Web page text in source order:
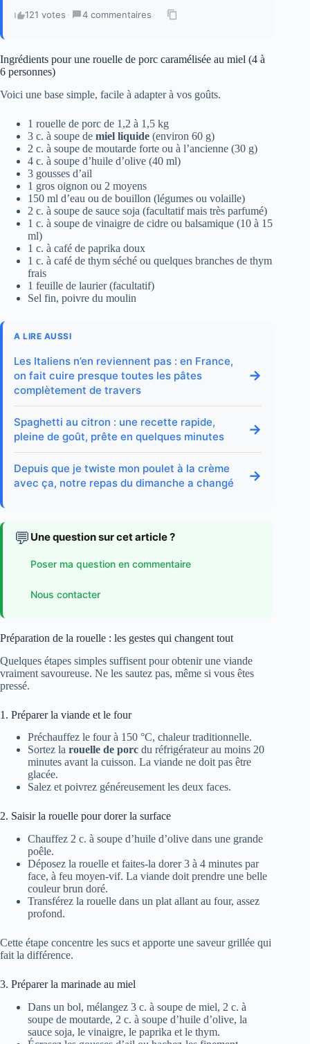
121 votes · 4 commentaires ·
Ingrédients pour une rouelle de porc caramélisée au miel (4 à
6 personnes)
Voici une base simple, facile à adapter à vos goûts.
1 rouelle de porc de 1,2 à 1,5 kg
3 c. à soupe de miel liquide (environ 60 g)
2 c. à soupe de moutarde forte ou à l’ancienne (30 g)
4 c. à soupe d’huile d’olive (40 ml)
3 gousses d’ail
1 gros oignon ou 2 moyens
150 ml d’eau ou de bouillon (légumes ou volaille)
2 c. à soupe de sauce soja (facultatif mais très parfumé)
1 c. à soupe de vinaigre de cidre ou balsamique (10 à 15
ml)
1 c. à café de paprika doux
1 c. à café de thym séché ou quelques branches de thym
frais
1 feuille de laurier (facultatif)
Sel fin, poivre du moulin
A LIRE AUSSI
Les Italiens n’en reviennent pas : en France,
on fait cuire presque toutes les pâtes
complètement de travers
→
Spaghetti au citron : une recette rapide,
pleine de goût, prête en quelques minutes
→
Depuis que je twiste mon poulet à la crème
avec ça, notre repas du dimanche a changé
→
💬 Une question sur cet article ?
Poser ma question en commentaire
Nous contacter
Préparation de la rouelle : les gestes qui changent tout
Quelques étapes simples suffisent pour obtenir une viande
vraiment savoureuse. Ne les sautez pas, même si vous êtes
pressé.
1. Préparer la viande et le four
Préchauffez le four à 150 °C, chaleur traditionnelle.
Sortez la rouelle de porc du réfrigérateur au moins 20
minutes avant la cuisson. La viande ne doit pas être
glacée.
Salez et poivrez généreusement les deux faces.
2. Saisir la rouelle pour dorer la surface
Chauffez 2 c. à soupe d’huile d’olive dans une grande
poêle.
Déposez la rouelle et faites-la dorer 3 à 4 minutes par
face, à feu moyen-vif. La viande doit prendre une belle
couleur brun doré.
Transférez la rouelle dans un plat allant au four, assez
profond.
Cette étape concentre les sucs et apporte une saveur grillée qui
fait la différence.
3. Préparer la marinade au miel
Dans un bol, mélangez 3 c. à soupe de miel, 2 c. à
soupe de moutarde, 2 c. à soupe d’huile d’olive, la
sauce soja, le vinaigre, le paprika et le thym.